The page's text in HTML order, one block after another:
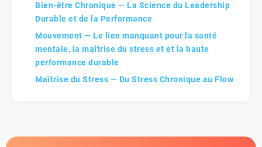
Bien-être Chronique — La Science du Leadership
Durable et de la Performance
Mouvement — Le lien manquant pour la santé
mentale, la maîtrise du stress et et la haute
performance durable
Maîtrise du Stress — Du Stress Chronique au Flow